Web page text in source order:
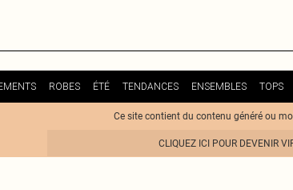
ROBES ÉTÉ TENDANCES ENSEMBLES TOPS
Ce site contient du contenu généré ou
CLIQUEZ ICI POUR DEVENIR